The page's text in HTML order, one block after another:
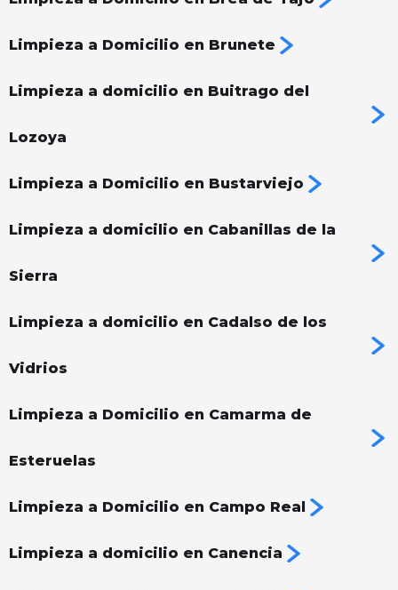
Limpieza a Domicilio en Brunete
Limpieza a domicilio en Buitrago del
Lozoya
Limpieza a Domicilio en Bustarviejo
Limpieza a domicilio en Cabanillas de la
Sierra
Limpieza a domicilio en Cadalso de los
Vidrios
Limpieza a Domicilio en Camarma de
Esteruelas
Limpieza a Domicilio en Campo Real
Limpieza a domicilio en Canencia